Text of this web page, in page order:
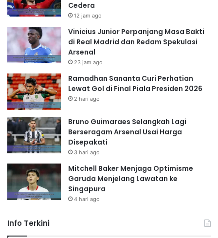
Cedera
12 jam ago
Vinicius Junior Perpanjang Masa Bakti
di Real Madrid dan Redam Spekulasi
Arsenal
23 jam ago
Ramadhan Sananta Curi Perhatian
Lewat Gol di Final Piala Presiden 2026
2 hari ago
Bruno Guimaraes Selangkah Lagi
Berseragam Arsenal Usai Harga
Disepakati
3 hari ago
Mitchell Baker Menjaga Optimisme
Garuda Menjelang Lawatan ke
Singapura
4 hari ago
Info Terkini